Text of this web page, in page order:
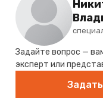
Задайте вопрос —
эксперт или